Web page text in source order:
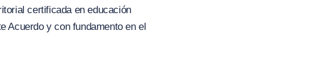
certificada en educación
Acuerdo y con fundamento en el